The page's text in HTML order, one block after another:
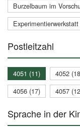
Burzelbaum im
Postleitzahl
4051 (11) 4052
4056 (17)
4057
Sprache in der